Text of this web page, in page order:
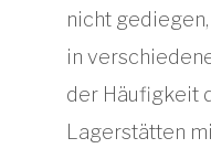
nicht
in
der Häufigkeit
Lagerstätten